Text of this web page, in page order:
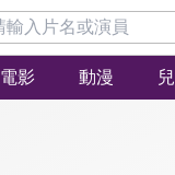
電影 動漫